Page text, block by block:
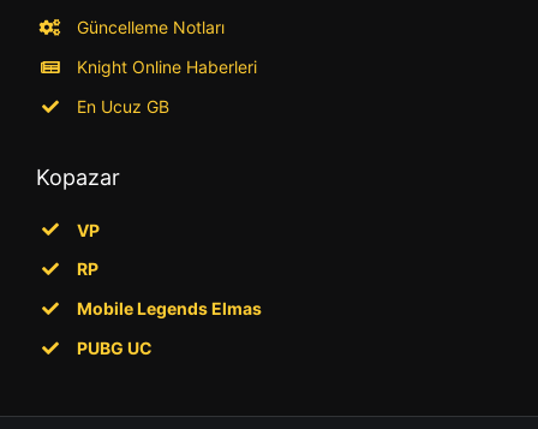
Güncelleme Notları
Knight Online Haberleri
En Ucuz GB
Kopazar
VP
RP
Mobile Legends Elmas
PUBG UC